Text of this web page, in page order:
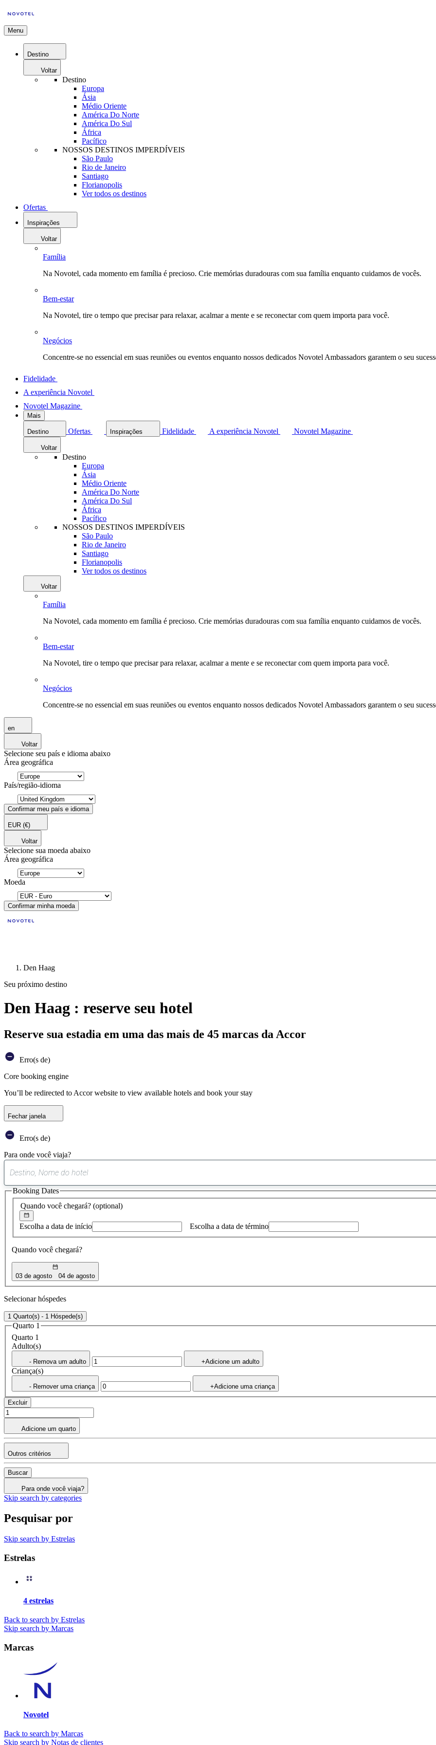
Menu
Destino
Voltar
Destino
Europa
Ásia
Médio Oriente
América Do Norte
América Do Sul
África
Pacífico
NOSSOS DESTINOS IMPERDÍVEIS
São Paulo
Rio de Janeiro
Santiago
Florianopolis
Ver todos os destinos
Ofertas
Inspirações
Voltar
Família
Na Novotel, cada momento em família é precioso. Crie memórias duradouras com sua família enquanto cuidamos de vocês.
Bem-estar
Na Novotel, tire o tempo que precisar para relaxar, acalmar a mente e se reconectar com quem importa para você.
Negócios
Concentre-se no essencial em suas reuniões ou eventos enquanto nossos dedicados Novotel Ambassadors garantem o seu
Fidelidade
A experiência Novotel
Novotel Magazine
Mais
Destino Ofertas Inspirações Fidelidade A experiência Novotel Novotel Magazine
Voltar
Destino
Europa
Ásia
Médio Oriente
América Do Norte
América Do Sul
África
Pacífico
NOSSOS DESTINOS IMPERDÍVEIS
São Paulo
Rio de Janeiro
Santiago
Florianopolis
Ver todos os destinos
Voltar
Família
Na Novotel, cada momento em família é precioso. Crie memórias duradouras com sua família enquanto cuidamos de vocês.
Bem-estar
Na Novotel, tire o tempo que precisar para relaxar, acalmar a mente e se reconectar com quem importa para você.
Negócios
Concentre-se no essencial em suas reuniões ou eventos enquanto nossos dedicados Novotel Ambassadors garantem o seu
en
Voltar
Selecione seu país e idioma abaixo
Área geográfica
País/região-idioma
Confirmar meu país e idioma
EUR (€)
Voltar
Selecione sua moeda abaixo
Área geográfica
Moeda
Confirmar minha moeda
Den Haag
Seu próximo destino
Den Haag : reserve seu hotel
Reserve sua estadia em uma das mais de 45 marcas da Accor
Erro(s de)
Core booking engine
You’ll be redirected to Accor website to view available hotels and book your stay
Fechar janela
Erro(s de)
Para onde você viaja?
sugestão
encontrada
Quando você chegará? (optional)
Escolha a data de início Escolha a data de término
Quando você chegará?
03 de agosto 04 de agosto
Booking Dates
Selecionar hóspedes
1 Quarto(s) - 1 Hóspede(s)
Quarto 1
Quarto 1
Adulto(s)
- Remova um adulto +Adicione um adulto
Criança(s)
- Remover uma criança +Adicione uma criança
Excluir
Adicione um quarto
Outros critérios
Buscar
Para onde você viaja?
Skip search by categories
Pesquisar por
Skip search by Estrelas
Estrelas
4 estrelas
Back to search by Estrelas
Skip search by Marcas
Marcas
Novotel
Back to search by Marcas
Skip search by Notas de clientes